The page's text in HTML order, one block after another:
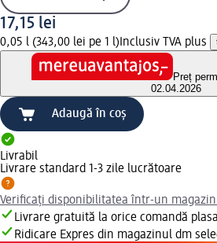
17,15 lei
0,05 l (343,00 lei pe 1 l) Inclusiv TVA plus
Preț
02.04.2026
Adaugă în coș
Livrabil
Livrare standard 1-3 zile lucrătoare
Verificați disponibilitatea într-un
Livrare gratuită la orice comandă
Ridicare Expres din magazinul dm